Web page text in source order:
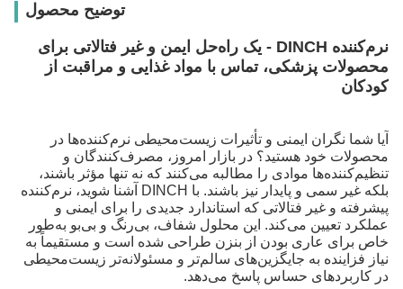
توضیح محصول
نرم‌کننده DINCH - یک راه‌حل ایمن و غیر فتالاتی برای
محصولات پزشکی، تماس با مواد غذایی و مراقبت از
کودکان
آیا شما نگران ایمنی و تأثیرات زیست‌محیطی نرم‌کننده‌ها در
محصولات خود هستید؟ در بازار امروز، مصرف‌کنندگان و
تنظیم‌کننده‌ها موادی را مطالبه می‌کنند که نه تنها مؤثر باشند،
بلکه غیر سمی و پایدار نیز باشند. با DINCH آشنا شوید، نرم‌کننده
پیشرفته و غیر فتالاتی که استاندارد جدیدی را برای ایمنی و
عملکرد تعیین می‌کند. این محلول شفاف، بی‌رنگ و بی‌بو به‌طور
خاص برای عاری بودن از بنزن طراحی شده است و مستقیماً به
نیاز فزاینده به جایگزین‌های سالم‌تر و مسئولانه‌تر زیست‌محیطی
در کاربردهای حساس پاسخ می‌دهد.